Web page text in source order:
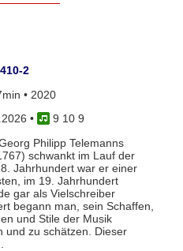
2
• 2020
•
9 10 9
Philipp Telemanns
schwankt im Lauf der
Jahrhundert war er einer
im 19. Jahrhundert
gar als Vielschreiber
begann man, sein Schaffen,
und Stile der Musik
und zu schätzen. Dieser